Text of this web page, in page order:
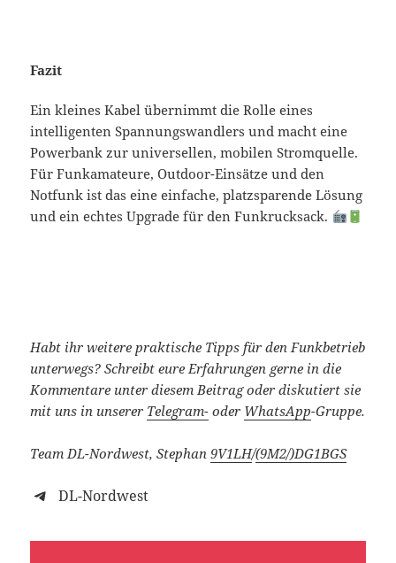
Fazit
Ein kleines Kabel übernimmt die Rolle eines
intelligenten Spannungswandlers und macht eine
Powerbank zur universellen, mobilen Stromquelle.
Für Funkamateure, Outdoor-Einsätze und den
Notfunk ist das eine einfache, platzsparende Lösung
und ein echtes Upgrade für den Funkrucksack.
Habt ihr weitere praktische Tipps für den Funkbetrieb
unterwegs?Schreibt eure Erfahrungen gerne in die
Kommentare unter diesem Beitrag oder diskutiert sie
mit uns in unserer Telegram- oder WhatsApp-Gruppe.
Team DL-Nordwest, Stephan9V1LH/(9M2/)DG1BGS
DL-Nordwest